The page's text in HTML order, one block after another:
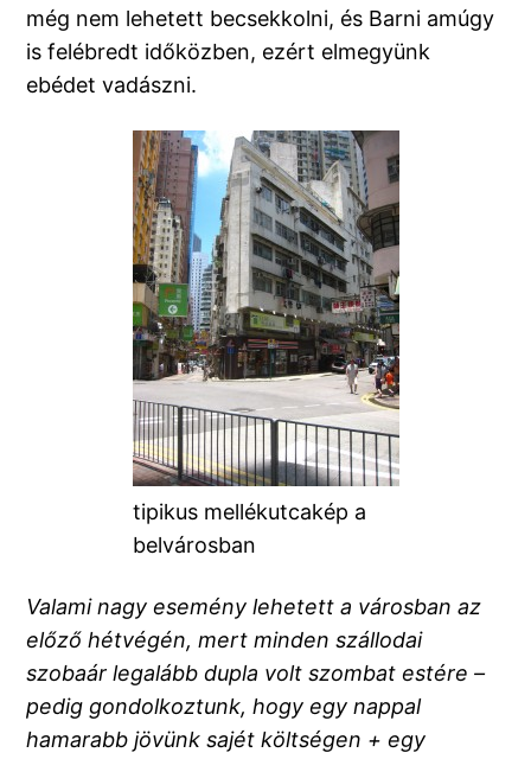
még nem lehetett becsekkolni, és Barni amúgy
is felébredt időközben, ezért elmegyünk
ebédet vadászni.
tipikus mellékutcakép a
belvárosban
Valami nagy esemény lehetett a városban az
előző hétvégén, mert minden szállodai
szobaár legalább dupla volt szombat estére –
pedig gondolkoztunk, hogy egy nappal
hamarabb jövünk sajét költségen + egy